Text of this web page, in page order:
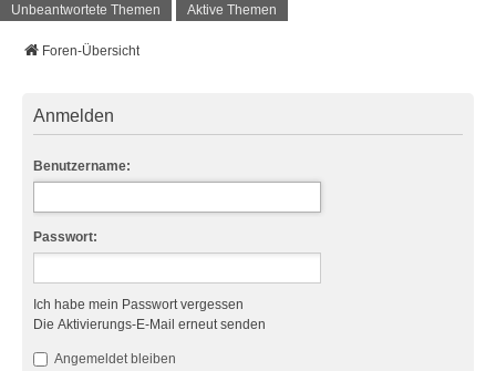
Unbeantwortete Themen Aktive Themen
Foren-Übersicht
Anmelden
Benutzername:
Passwort:
Ich habe mein Passwort vergessen
Die Aktivierungs-E-Mail erneut senden
Angemeldet bleiben